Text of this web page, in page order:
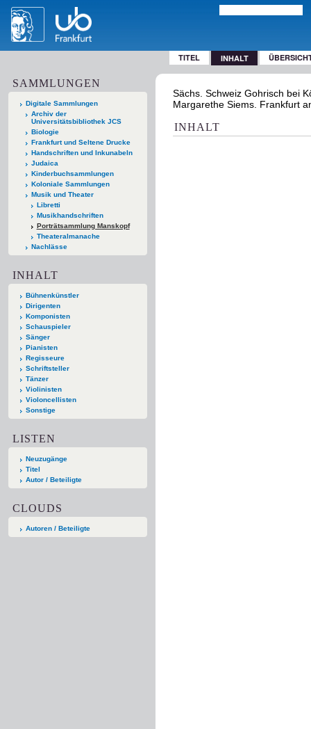
TITEL INHALT
SAMMLUNGEN
Digitale Sammlungen
Archiv der
Universitätsbibliothek JCS
Biologie
Frankfurt und Seltene Drucke
Handschriften und Inkunabeln
Judaica
Kinderbuchsammlungen
Koloniale Sammlungen
Musik und Theater
Libretti
Musikhandschriften
Porträtsammlung Manskopf
Theateralmanache
Nachlässe
INHALT
Bühnenkünstler
Dirigenten
Komponisten
Schauspieler
Sänger
Pianisten
Regisseure
Schriftsteller
Tänzer
Violinisten
Violoncellisten
Sonstige
LISTEN
Neuzugänge
Titel
Autor / Beteiligte
CLOUDS
Autoren / Beteiligte
Sächs. Schweiz Gohrisch bei
Margarethe Siems. Frankfurt
INHALT